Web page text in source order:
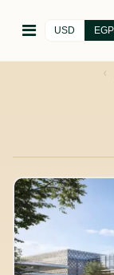
EGP
USD
›